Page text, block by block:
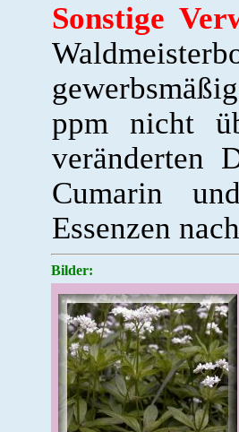
Sonstige
ppm nicht
veränderten
Cumarin
Essenzen
Bilder: